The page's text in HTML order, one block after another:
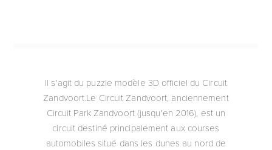
Il s'agit du puzzle modèle 3D officiel du Circuit
Zandvoort.Le Circuit Zandvoort, anciennement
Circuit Park Zandvoort (jusqu'en 2016), est un
circuit destiné principalement aux courses
automobiles situé dans les dunes au nord de